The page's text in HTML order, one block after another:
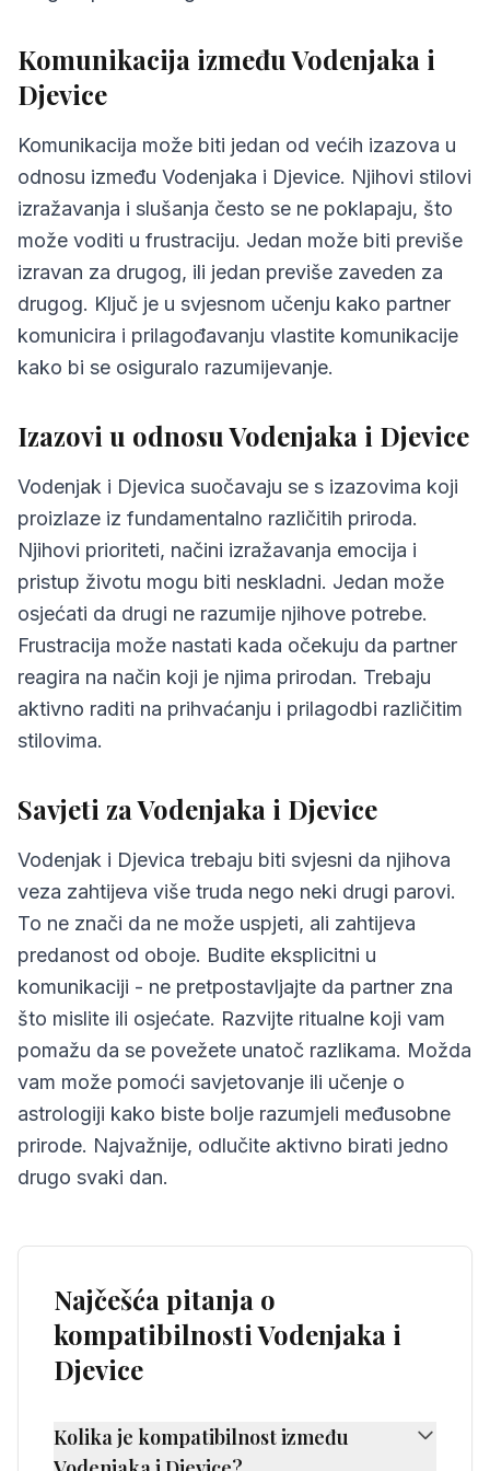
Komunikacija između Vodenjaka i
Djevice
Komunikacija može biti jedan od većih izazova u
odnosu između Vodenjaka i Djevice. Njihovi stilovi
izražavanja i slušanja često se ne poklapaju, što
može voditi u frustraciju. Jedan može biti previše
izravan za drugog, ili jedan previše zaveden za
drugog. Ključ je u svjesnom učenju kako partner
komunicira i prilagođavanju vlastite komunikacije
kako bi se osiguralo razumijevanje.
Izazovi u odnosu Vodenjaka i Djevice
Vodenjak i Djevica suočavaju se s izazovima koji
proizlaze iz fundamentalno različitih priroda.
Njihovi prioriteti, načini izražavanja emocija i
pristup životu mogu biti neskladni. Jedan može
osjećati da drugi ne razumije njihove potrebe.
Frustracija može nastati kada očekuju da partner
reagira na način koji je njima prirodan. Trebaju
aktivno raditi na prihvaćanju i prilagodbi različitim
stilovima.
Savjeti za Vodenjaka i Djevice
Vodenjak i Djevica trebaju biti svjesni da njihova
veza zahtijeva više truda nego neki drugi parovi.
To ne znači da ne može uspjeti, ali zahtijeva
predanost od oboje. Budite eksplicitni u
komunikaciji - ne pretpostavljajte da partner zna
što mislite ili osjećate. Razvijte ritualne koji vam
pomažu da se povežete unatoč razlikama. Možda
vam može pomoći savjetovanje ili učenje o
astrologiji kako biste bolje razumjeli međusobne
prirode. Najvažnije, odlučite aktivno birati jedno
drugo svaki dan.
Najčešća pitanja o
kompatibilnosti Vodenjaka i
Djevice
Kolika je kompatibilnost između